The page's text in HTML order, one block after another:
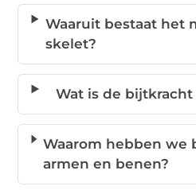
Waaruit bestaat het
skelet?
Wat is de bijtkracht
Waarom hebben we
armen en benen?